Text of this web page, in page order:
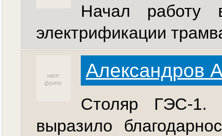
Начал
электрификации
Александров
Столяр ГЭС-1.
выразило